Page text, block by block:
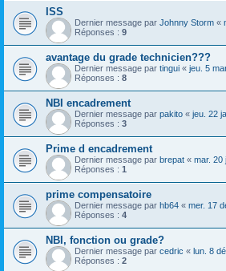
ISS
Dernier message par Johnny Storm «
Réponses : 9
avantage du grade technicien???
Dernier message par tingui « jeu. 5
Réponses : 8
NBI encadrement
Dernier message par pakito « jeu. 22
Réponses : 3
Prime d encadrement
Dernier message par brepat « mar. 20
Réponses : 1
prime compensatoire
Dernier message par hb64 « mer. 17
Réponses : 4
NBI, fonction ou grade?
Dernier message par cedric « lun. 8
Réponses : 2